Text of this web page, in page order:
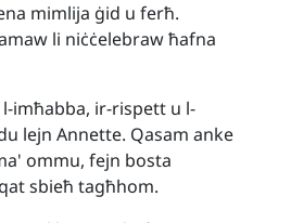
mimlija ġid u ferħ.
li niċċelebraw ħafna
l-imħabba, ir-rispett u l-
lejn Annette. Qasam anke
ommu, fejn bosta
sbieħ tagħhom.